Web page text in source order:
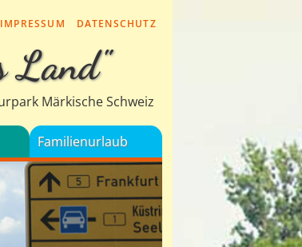
DATENSCHUTZ
IMPRESSUM
Land"
Märkische Schweiz
Familienurlaub